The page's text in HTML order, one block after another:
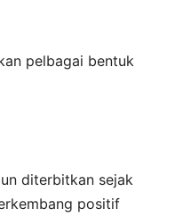
pelbagai bentuk
diterbitkan sejak
positif